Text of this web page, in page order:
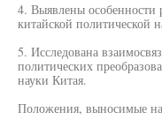
4. Выявлены особенности
китайской политической
5. Исследована
политических
науки Китая.
Положения, выносимые